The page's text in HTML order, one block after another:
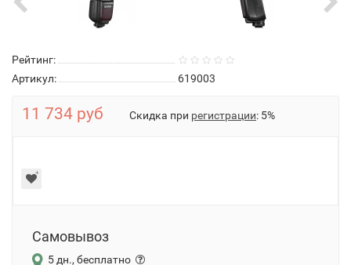
Рейтинг:
Артикул:
619003
11 734 руб Скидка при регистрации: 5%
Самовывоз
5 дн., бесплатно